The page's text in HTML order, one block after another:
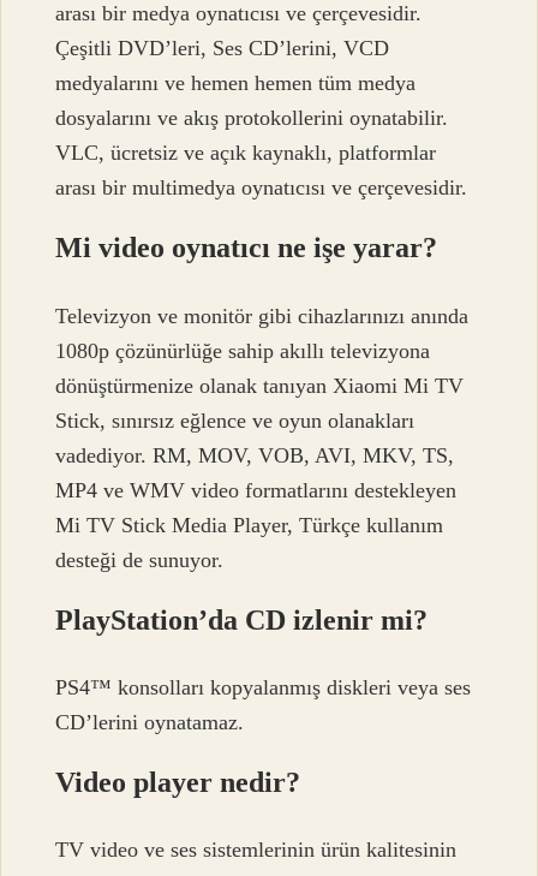
arası bir medya oynatıcısı ve çerçevesidir.
Çeşitli DVD’leri, Ses CD’lerini, VCD
medyalarını ve hemen hemen tüm medya
dosyalarını ve akış protokollerini oynatabilir.
VLC, ücretsiz ve açık kaynaklı, platformlar
arası bir multimedya oynatıcısı ve çerçevesidir.
Mi video oynatıcı ne işe yarar?
Televizyon ve monitör gibi cihazlarınızı anında
1080p çözünürlüğe sahip akıllı televizyona
dönüştürmenize olanak tanıyan Xiaomi Mi TV
Stick, sınırsız eğlence ve oyun olanakları
vadediyor. RM, MOV, VOB, AVI, MKV, TS,
MP4 ve WMV video formatlarını destekleyen
Mi TV Stick Media Player, Türkçe kullanım
desteği de sunuyor.
PlayStation’da CD izlenir mi?
PS4™ konsolları kopyalanmış diskleri veya ses
CD’lerini oynatamaz.
Video player nedir?
TV video ve ses sistemlerinin ürün kalitesinin